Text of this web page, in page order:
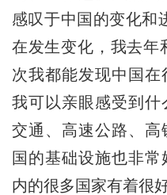
感叹于中国的变化和
在发生变化，我去年
次我都能发现中国在
我可以亲眼感受到
交通、高速公路、高
国的基础设施也非
内的很多国家有着很